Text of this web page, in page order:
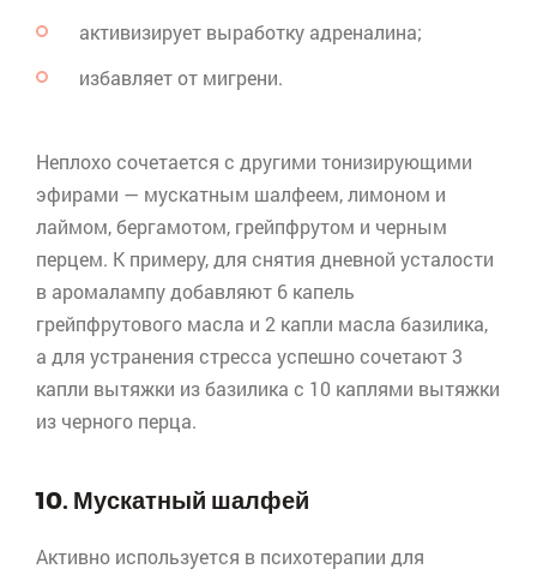
активизирует выработку адреналина;
избавляет от мигрени.
Неплохо сочетается с другими тонизирующими
эфирами — мускатным шалфеем, лимоном и
лаймом, бергамотом, грейпфрутом и черным
перцем. К примеру, для снятия дневной усталости
в аромалампудобавляют 6 капель
грейпфрутового масла и 2 капли масла базилика,
а для устранения стресса успешно сочетают 3
капли вытяжки из базилика с 10 каплями вытяжки
из черного перца.
10. Мускатный шалфей
Активно используется в психотерапии для